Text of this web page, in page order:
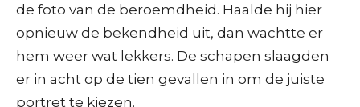
de foto van de beroemdheid. Haalde hij hier
opnieuw de bekendheid uit, dan wachtte er
hem weer wat lekkers. De schapen slaagden
er in acht op de tien gevallen in om de juiste
portret te kiezen.